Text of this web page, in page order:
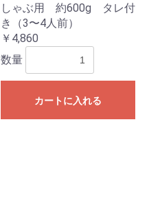
しゃぶ用 約600g タレ付
き（3〜4人前）
￥4,860
数量
カートに入れる